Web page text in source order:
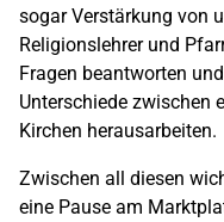
sogar Verstärkung von
Religionslehrer und
Fragen beantworten
Unterschiede zwischen
Kirchen herausarbeiten.
Zwischen all diesen
eine Pause am